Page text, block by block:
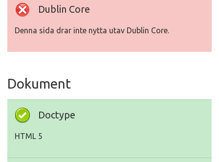
Dublin Core
Denna sida drar inte nytta utav Dublin Core.
Dokument
Doctype
HTML 5